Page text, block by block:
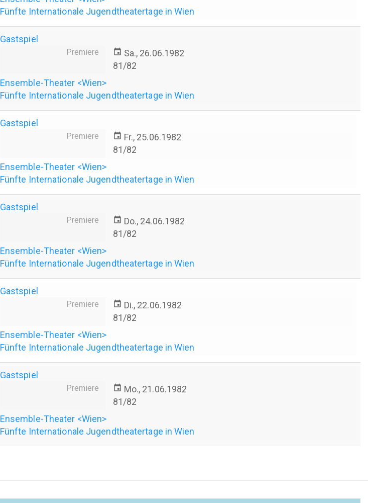
Fünfte Internationale Jugendtheatertage in Wien
Gastspiel
Premiere event Sa., 26.06.1982
81/82
Ensemble-Theater <Wien>
Fünfte Internationale Jugendtheatertage in Wien
Gastspiel
Premiere event Fr., 25.06.1982
81/82
Ensemble-Theater <Wien>
Fünfte Internationale Jugendtheatertage in Wien
Gastspiel
Premiere event Do., 24.06.1982
81/82
Ensemble-Theater <Wien>
Fünfte Internationale Jugendtheatertage in Wien
Gastspiel
Premiere event Di., 22.06.1982
81/82
Ensemble-Theater <Wien>
Fünfte Internationale Jugendtheatertage in Wien
Gastspiel
Premiere event Mo., 21.06.1982
81/82
Ensemble-Theater <Wien>
Fünfte Internationale Jugendtheatertage in Wien